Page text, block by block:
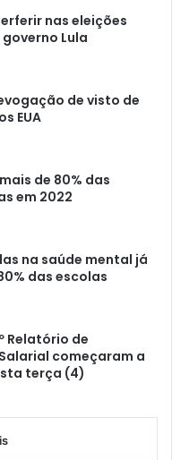
nas eleições
Lula
de visto de
EUA
de 80% das
em 2022
na saúde mental já
das escolas
Relatório de
começaram a
terça (4)